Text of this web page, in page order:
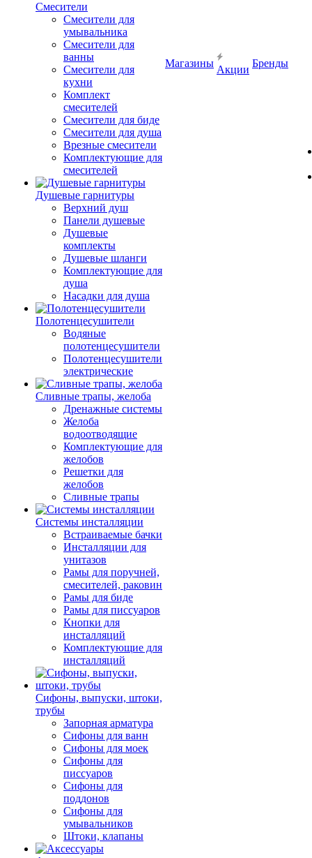
Смесители
Смесители для
умывальника
Смесители для
ванны
Смесители для
кухни
Комплект
смесителей
Смесители для биде
Смесители для душа
Врезные смесители
Комплектующие для
смесителей
Душевые гарнитуры
Верхний душ
Панели душевые
Душевые
комплекты
Душевые шланги
Комплектующие для
душа
Насадки для душа
Полотенцесушители
Водяные
полотенцесушители
Полотенцесушители
электрические
Сливные трапы, желоба
Дренажные системы
Желоба
водоотводящие
Комплектующие для
желобов
Решетки для
желобов
Сливные трапы
Системы инсталляции
Встраиваемые бачки
Инсталляции для
унитазов
Рамы для поручней,
смесителей, раковин
Рамы для биде
Рамы для писсуаров
Кнопки для
инсталляций
Комплектующие для
инсталляций
Сифоны, выпуски, штоки,
трубы
Запорная арматура
Сифоны для ванн
Сифоны для моек
Сифоны для
писсуаров
Сифоны для
поддонов
Сифоны для
умывальников
Штоки, клапаны
Магазины
Акции
Бренды